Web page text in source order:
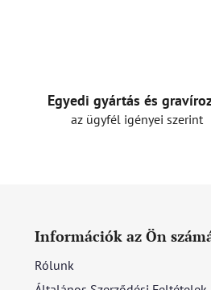
Egyedi gyártás és
az ügyfél igényei szerint
Információk az Ön
Rólunk